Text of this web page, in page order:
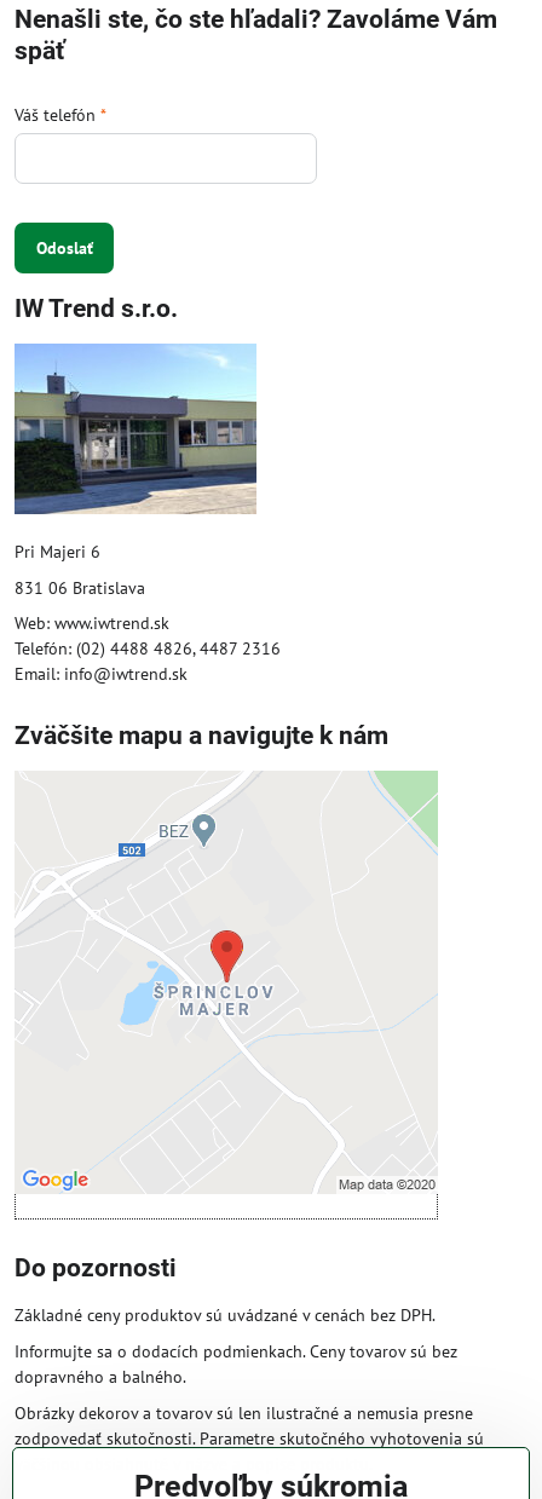
Nenašli ste, čo ste hľadali? Zavoláme Vám
späť
Váš telefón *
Odoslať
IW Trend s.r.o.
Pri Majeri 6
831 06 Bratislava
Web: www.iwtrend.sk
Telefón: (02) 4488 4826, 4487 2316
Email: info@iwtrend.sk
Zväčšite mapu a navigujte k nám
Externý obsah je blokovaný
Prajete si načítať externý obsah?
Povoliť tentokrát
Povoliť a zapamätať - súhlas s druhom
cookie: Funkčné
Otvoriť obsah v novom okne
Do pozornosti
Základné ceny produktov sú uvádzané v cenách bez DPH.
Informujte sa o dodacích podmienkach. Ceny tovarov sú bez
dopravného a balného.
Obrázky dekorov a tovarov sú len ilustračné a nemusia presne
zodpovedať skutočnosti. Parametre skutočného vyhotovenia sú
Predvoľby súkromia